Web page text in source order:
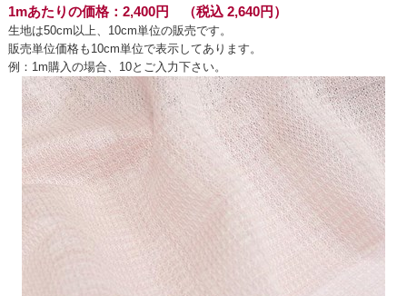
1mあたりの価格：2,400円 （税込 2,640円）
生地は50cm以上、10cm単位の販売です。
販売単位価格も10cm単位で表示してあります。
例：1m購入の場合、10とご入力下さい。